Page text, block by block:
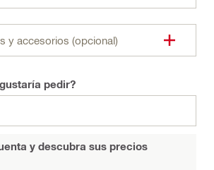
y accesorios (opcional)
pedir?
y descubra sus precios